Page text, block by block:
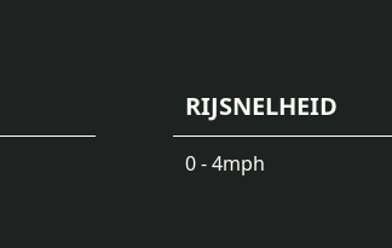
RIJSNELHEID
0 - 4mph